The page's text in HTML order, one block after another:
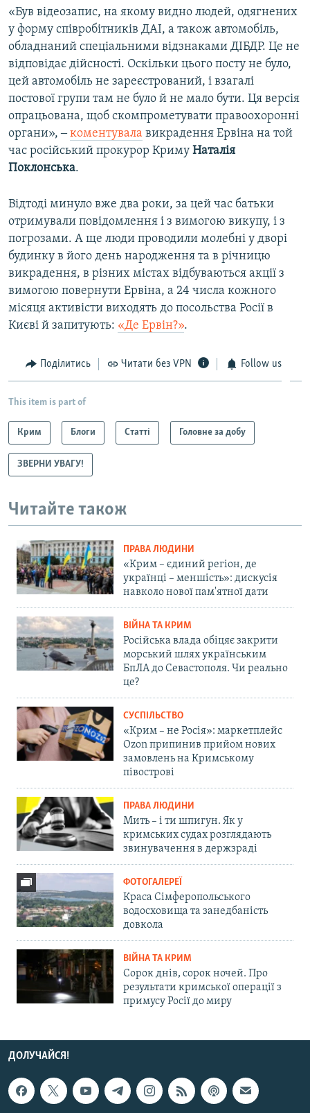
v
i
o
u
s
s
l
i
d
e
t
s
l
i
d
e
«Був відеозапис, на якому видно людей, одягнених
у форму співробітників ДАІ, а також автомобіль,
обладнаний спеціальними відзнаками ДІБДР. Це не
відповідає дійсності. Оскільки цього посту не було,
цей автомобіль не зареєстрований, і взагалі
постової групи там не було й не мало бути. Ця версія
опрацьована, щоб скомпрометувати правоохоронні
органи», ‒коментувала викрадення Ервіна на той
час російський прокурор Криму Наталія
Поклонська.
Відтоді минуло вже два роки, за цей час батьки
отримували повідомлення і з вимогою викупу, і з
погрозами. А ще люди проводили молебні у дворі
будинку в його день народження та в річницю
викрадення, в різних містах відбуваються акції з
вимогою повернути Ервіна, а 24 числа кожного
місяця активісти виходять до посольства Росії в
Києві й запитують: «Де Ервін?».
Поділитись Читати без VPN Follow us
This item is part of
Крим Блоги Статті Головне за добу
ЗВЕРНИ УВАГУ!
Читайте також
ПРАВА ЛЮДИНИ
«Крим – єдиний регіон, де
українці – меншість»: дискусія
навколо нової пам'ятної дати
ВІЙНА ТА КРИМ
Російська влада обіцяє закрити
морський шлях українським
БпЛА до Севастополя. Чи реально
це?
СУСПІЛЬСТВО
«Крим – не Росія»: маркетплейс
Ozon припинив прийом нових
замовлень на Кримському
півострові
ПРАВА ЛЮДИНИ
Мить – і ти шпигун. Як у
кримських судах розглядають
звинувачення в держзраді
ФОТОГАЛЕРЕЇ
Краса Сімферопольського
водосховища та занедбаність
довкола
ВІЙНА ТА КРИМ
Сорок днів, сорок ночей. Про
результати кримської операції з
примусу Росії до миру
ДОЛУЧАЙСЯ!